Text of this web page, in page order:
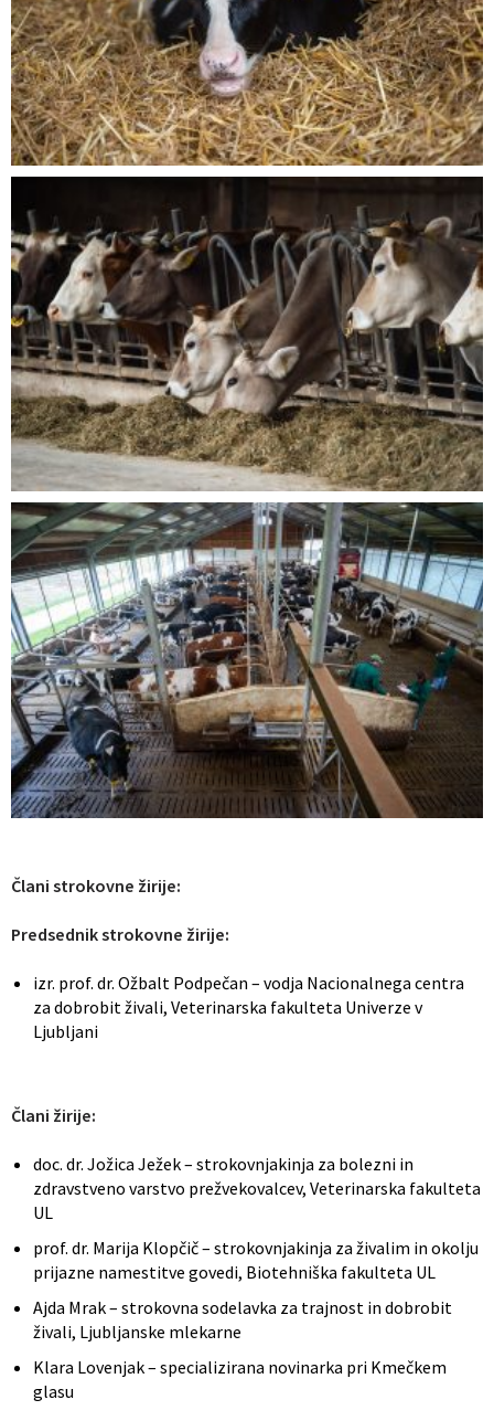
Člani strokovne žirije:
Predsednik strokovne žirije:
izr. prof. dr. Ožbalt Podpečan – vodja Nacionalnega centra
za dobrobit živali, Veterinarska fakulteta Univerze v
Ljubljani
Člani žirije:
doc. dr. Jožica Ježek – strokovnjakinja za bolezni in
zdravstveno varstvo prežvekovalcev, Veterinarska fakulteta
UL
prof. dr. Marija Klopčič – strokovnjakinja za živalim in okolju
prijazne namestitve govedi, Biotehniška fakulteta UL
Ajda Mrak – strokovna sodelavka za trajnost in dobrobit
živali, Ljubljanske mlekarne
Klara Lovenjak – specializirana novinarka pri Kmečkem
glasu